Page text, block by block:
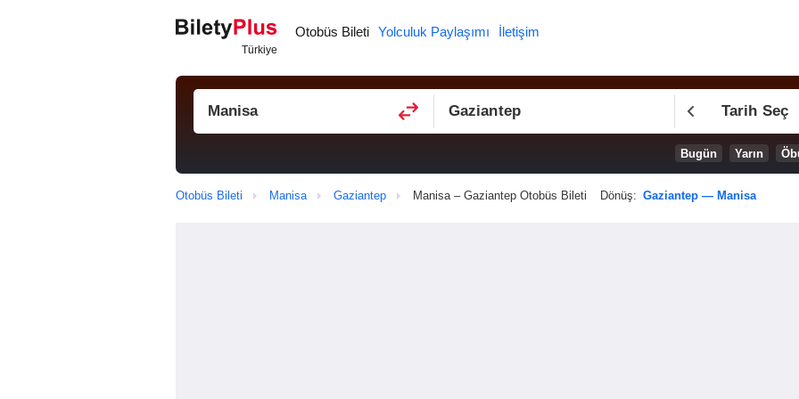
Otobüs Bileti Yolculuk Paylaşımı İletişim
Tarih Seç
Bugün Yarın
Otobüs Bileti Manisa Gaziantep Manisa – Gaziantep Otobüs Bileti Dönüş: Gaziantep — Manisa